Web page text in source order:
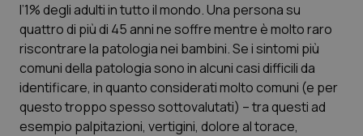
Basilicata
Calabria
Campania
Artrite & artrosi
Asma & BPCO
Car-T
QS Club Newsletter
l’1% degli adulti in tutto il mondo. Una persona su
quattro di più di 45 anni ne soffre mentre è molto raro
riscontrare la patologia nei bambini. Se i sintomi più
comuni della patologia sono in alcuni casi difficili da
identificare, in quanto considerati molto comuni (e per
questo troppo spesso sottovalutati) – tra questi ad
esempio palpitazioni, vertigini, dolore al torace,